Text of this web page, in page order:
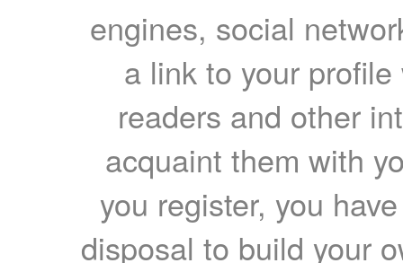
engines, social
a link to your
readers and other
acquaint them with
you register, you
disposal to build your